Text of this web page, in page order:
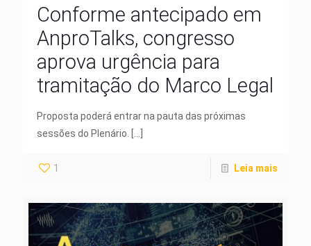
Conforme antecipado em
AnproTalks, congresso
aprova urgência para
tramitação do Marco Legal
Proposta poderá entrar na pauta das próximas
sessões do Plenário. […]
1 Leia mais